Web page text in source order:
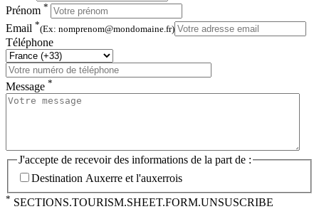
Prénom *
Email *(Ex: nomprenom@mondomaine.fr)
Téléphone
Message *
J'accepte de recevoir des informations de la part de :
Destination Auxerre et l'auxerrois
* SECTIONS.TOURISM.SHEET.FORM.UNSUSCRIBE